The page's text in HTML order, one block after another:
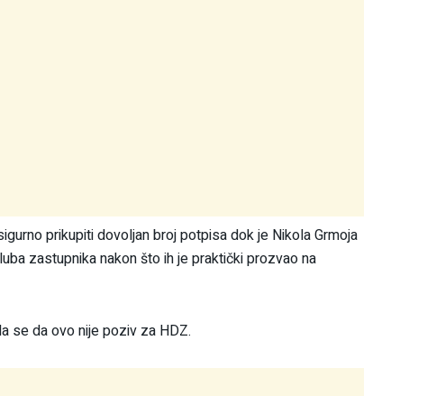
prikupiti dovoljan broj potpisa dok je Nikola Grmoja
zastupnika nakon što ih je praktički prozvao na
se da ovo nije poziv za HDZ.